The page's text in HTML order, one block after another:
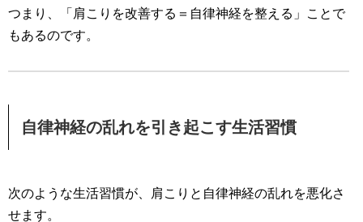
つまり、「肩こりを改善する＝自律神経を整える」ことで
もあるのです。
自律神経の乱れを引き起こす生活習慣
次のような生活習慣が、肩こりと自律神経の乱れを悪化さ
せます。